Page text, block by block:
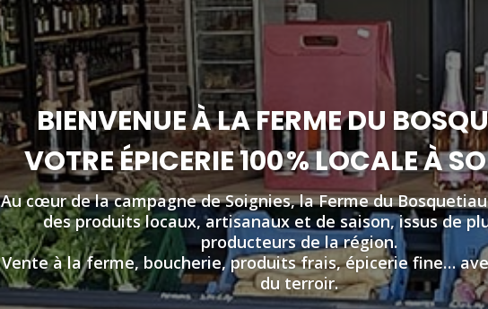
BIENVENUE À LA FERME DU
VOTRE ÉPICERIE 100 % LOCALE À
Au cœur de la campagne de Soignies, la Ferme du
des produits locaux, artisanaux et de saison, issus de
producteurs de la région.
Vente à la ferme, boucherie, produits frais, épicerie fine…
du terroir.